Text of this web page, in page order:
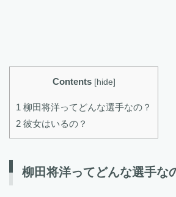
Contents [hide]
1 柳田将洋ってどんな選手なの？
2 彼女はいるの？
柳田将洋ってどんな選手な